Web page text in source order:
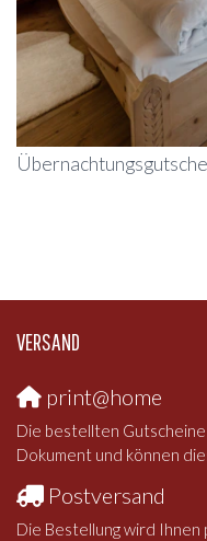
VERSAND
print@home
Die bestellten
Dokument und können
Postversand
Die Bestellung wird